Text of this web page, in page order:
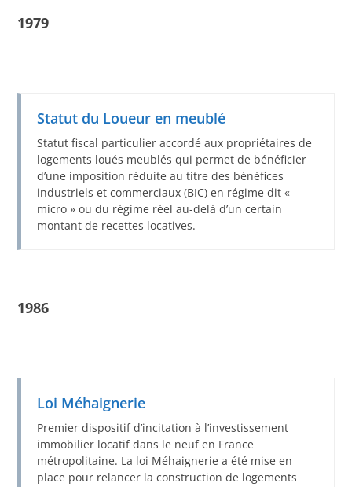
1979
Statut du Loueur en meublé
Statut fiscal particulier accordé aux propriétaires de
logements loués meublés qui permet de bénéficier
d’une imposition réduite au titre des bénéfices
industriels et commerciaux (BIC) en régime dit «
micro » ou du régime réel au-delà d’un certain
montant de recettes locatives.
1986
Loi Méhaignerie
Premier dispositif d’incitation à l’investissement
immobilier locatif dans le neuf en France
métropolitaine. La loi Méhaignerie a été mise en
place pour relancer la construction de logements